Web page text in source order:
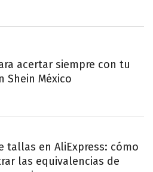
acertar siempre con tu
Shein México
tallas en AliExpress: cómo
las equivalencias de